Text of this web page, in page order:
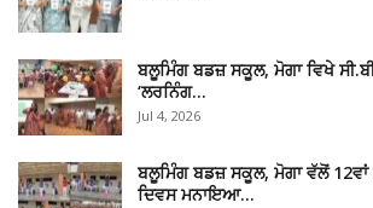
ਬਲੂਮਿੰਗ ਬਡਜ਼ ਸਕੂਲ, ਮੋਗਾ ਵਿਖੇ
‘ਲਰਨਿੰਗ…
Jul 4, 2026
ਬਲੂਮਿੰਗ ਬਡਜ਼ ਸਕੂਲ, ਮੋਗਾ ਵੱਲੋਂ
ਦਿਵਸ ਮਨਾਇਆ…